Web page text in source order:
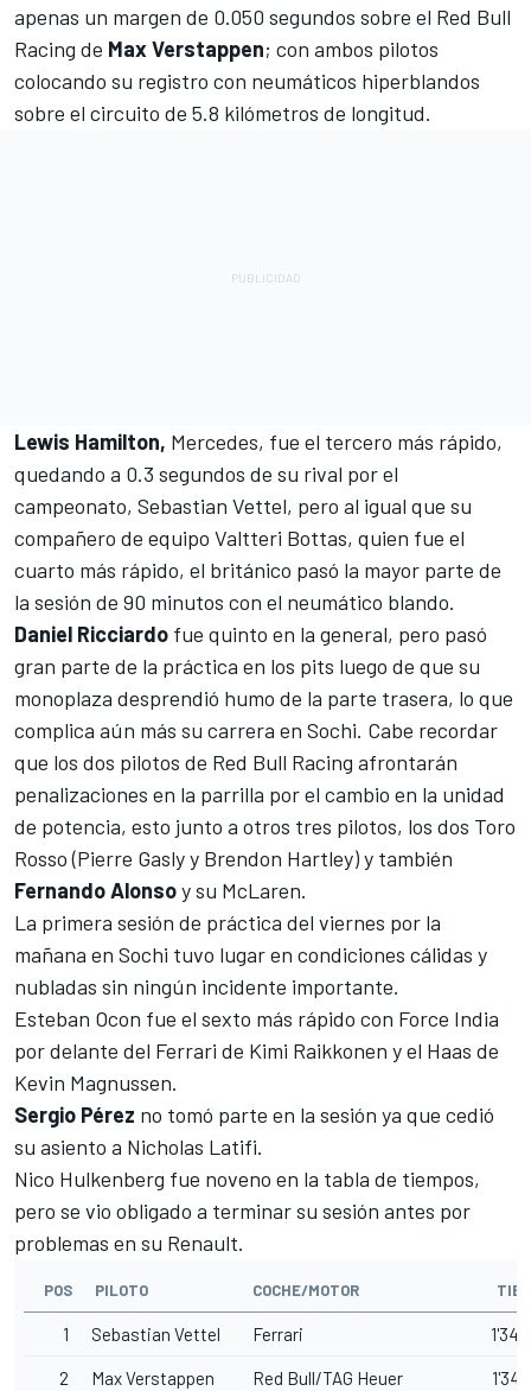
apenas un margen de 0.050 segundos sobre el Red Bull
Racing de Max Verstappen; con ambos pilotos
colocando su registro con neumáticos hiperblandos
sobre el circuito de 5.8 kilómetros de longitud.
Lewis Hamilton, Mercedes, fue el tercero más rápido,
quedando a 0.3 segundos de su rival por el
campeonato, Sebastian Vettel, pero al igual que su
compañero de equipo Valtteri Bottas, quien fue el
cuarto más rápido, el británico pasó la mayor parte de
la sesión de 90 minutos con el neumático blando.
Daniel Ricciardo fue quinto en la general, pero pasó
gran parte de la práctica en los pits luego de que su
monoplaza desprendió humo de la parte trasera, lo que
complica aún más su carrera en Sochi. Cabe recordar
que los dos pilotos de Red Bull Racing afrontarán
penalizaciones en la parrilla por el cambio en la unidad
de potencia, esto junto a otros tres pilotos, los dos Toro
Rosso (Pierre Gasly y Brendon Hartley) y también
Fernando Alonsoy su McLaren.
La primera sesión de práctica del viernes por la
mañana en Sochi tuvo lugar en condiciones cálidas y
nubladas sin ningún incidente importante.
Esteban Ocon fue el sexto más rápido con Force India
por delante del Ferrari de Kimi Raikkonen y el Haas de
Kevin Magnussen.
Sergio Pérez no tomó parte en la sesión ya que cedió
su asiento a Nicholas Latifi.
Nico Hulkenberg fue noveno en la tabla de tiempos,
pero se vio obligado a terminar su sesión antes por
problemas en su Renault.
POS PILOTO COCHE/MOTOR
1 Sebastian Vettel Ferrari
2 Max Verstappen Red Bull/TAG Heuer